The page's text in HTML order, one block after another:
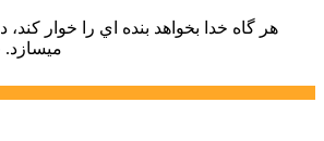
هر گاه خدا بخواهد بنده اي را خوار كند،
میسازد.